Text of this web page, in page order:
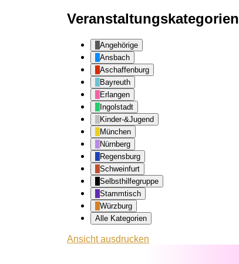
Veranstaltungskategorien
Angehörige
Ansbach
Aschaffenburg
Bayreuth
Erlangen
Ingolstadt
Kinder-&Jugend
München
Nürnberg
Regensburg
Schweinfurt
Selbsthilfegruppe
Stammtisch
Würzburg
Alle Kategorien
Ansichtausdrucken